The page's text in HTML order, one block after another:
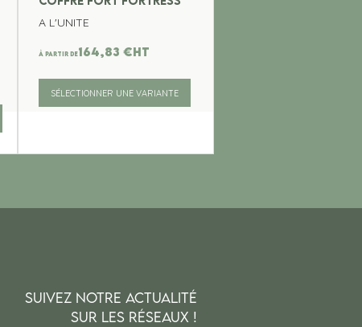
A L'UNITE
À partir de164,83 €ht
SÉLECTIONNER UNE VARIANTE
SUIVEZ NOTRE ACTUALITÉ
SUR LES RÉSEAUX !